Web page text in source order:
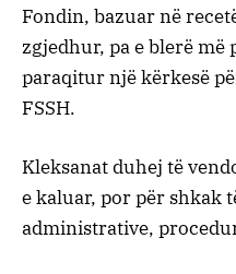
Fondin, bazuar në
zgjedhur, pa e blerë më
paraqitur një kërkesë
FSSH.
Kleksanat duhej të
e kaluar, por për shkak
administrative,